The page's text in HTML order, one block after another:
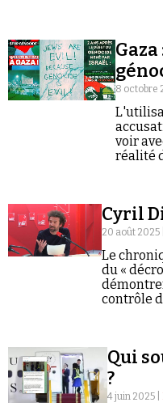
8 octobre
voir
réalité
Cyril
20 août 2025 |
Le
du «
contrôle
Qui
?
4 juin 2025 |